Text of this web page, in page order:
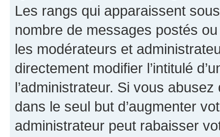
Les rangs qui apparaissent
nombre de messages postés
les modérateurs et
directement modifier l’intitulé
l’administrateur. Si vous
dans le seul but d’augmenter
administrateur peut rabaisser